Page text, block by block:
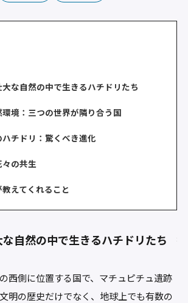
な自然の中で生きるハチドリたち
境：三つの世界が隣り合う国
チドリ：驚くべき進化
の共生
えてくれること
自然の中で生きるハチドリたち
西側に位置する国で、マチュピチュ遺跡
明の歴史だけでなく、地球上でも有数の